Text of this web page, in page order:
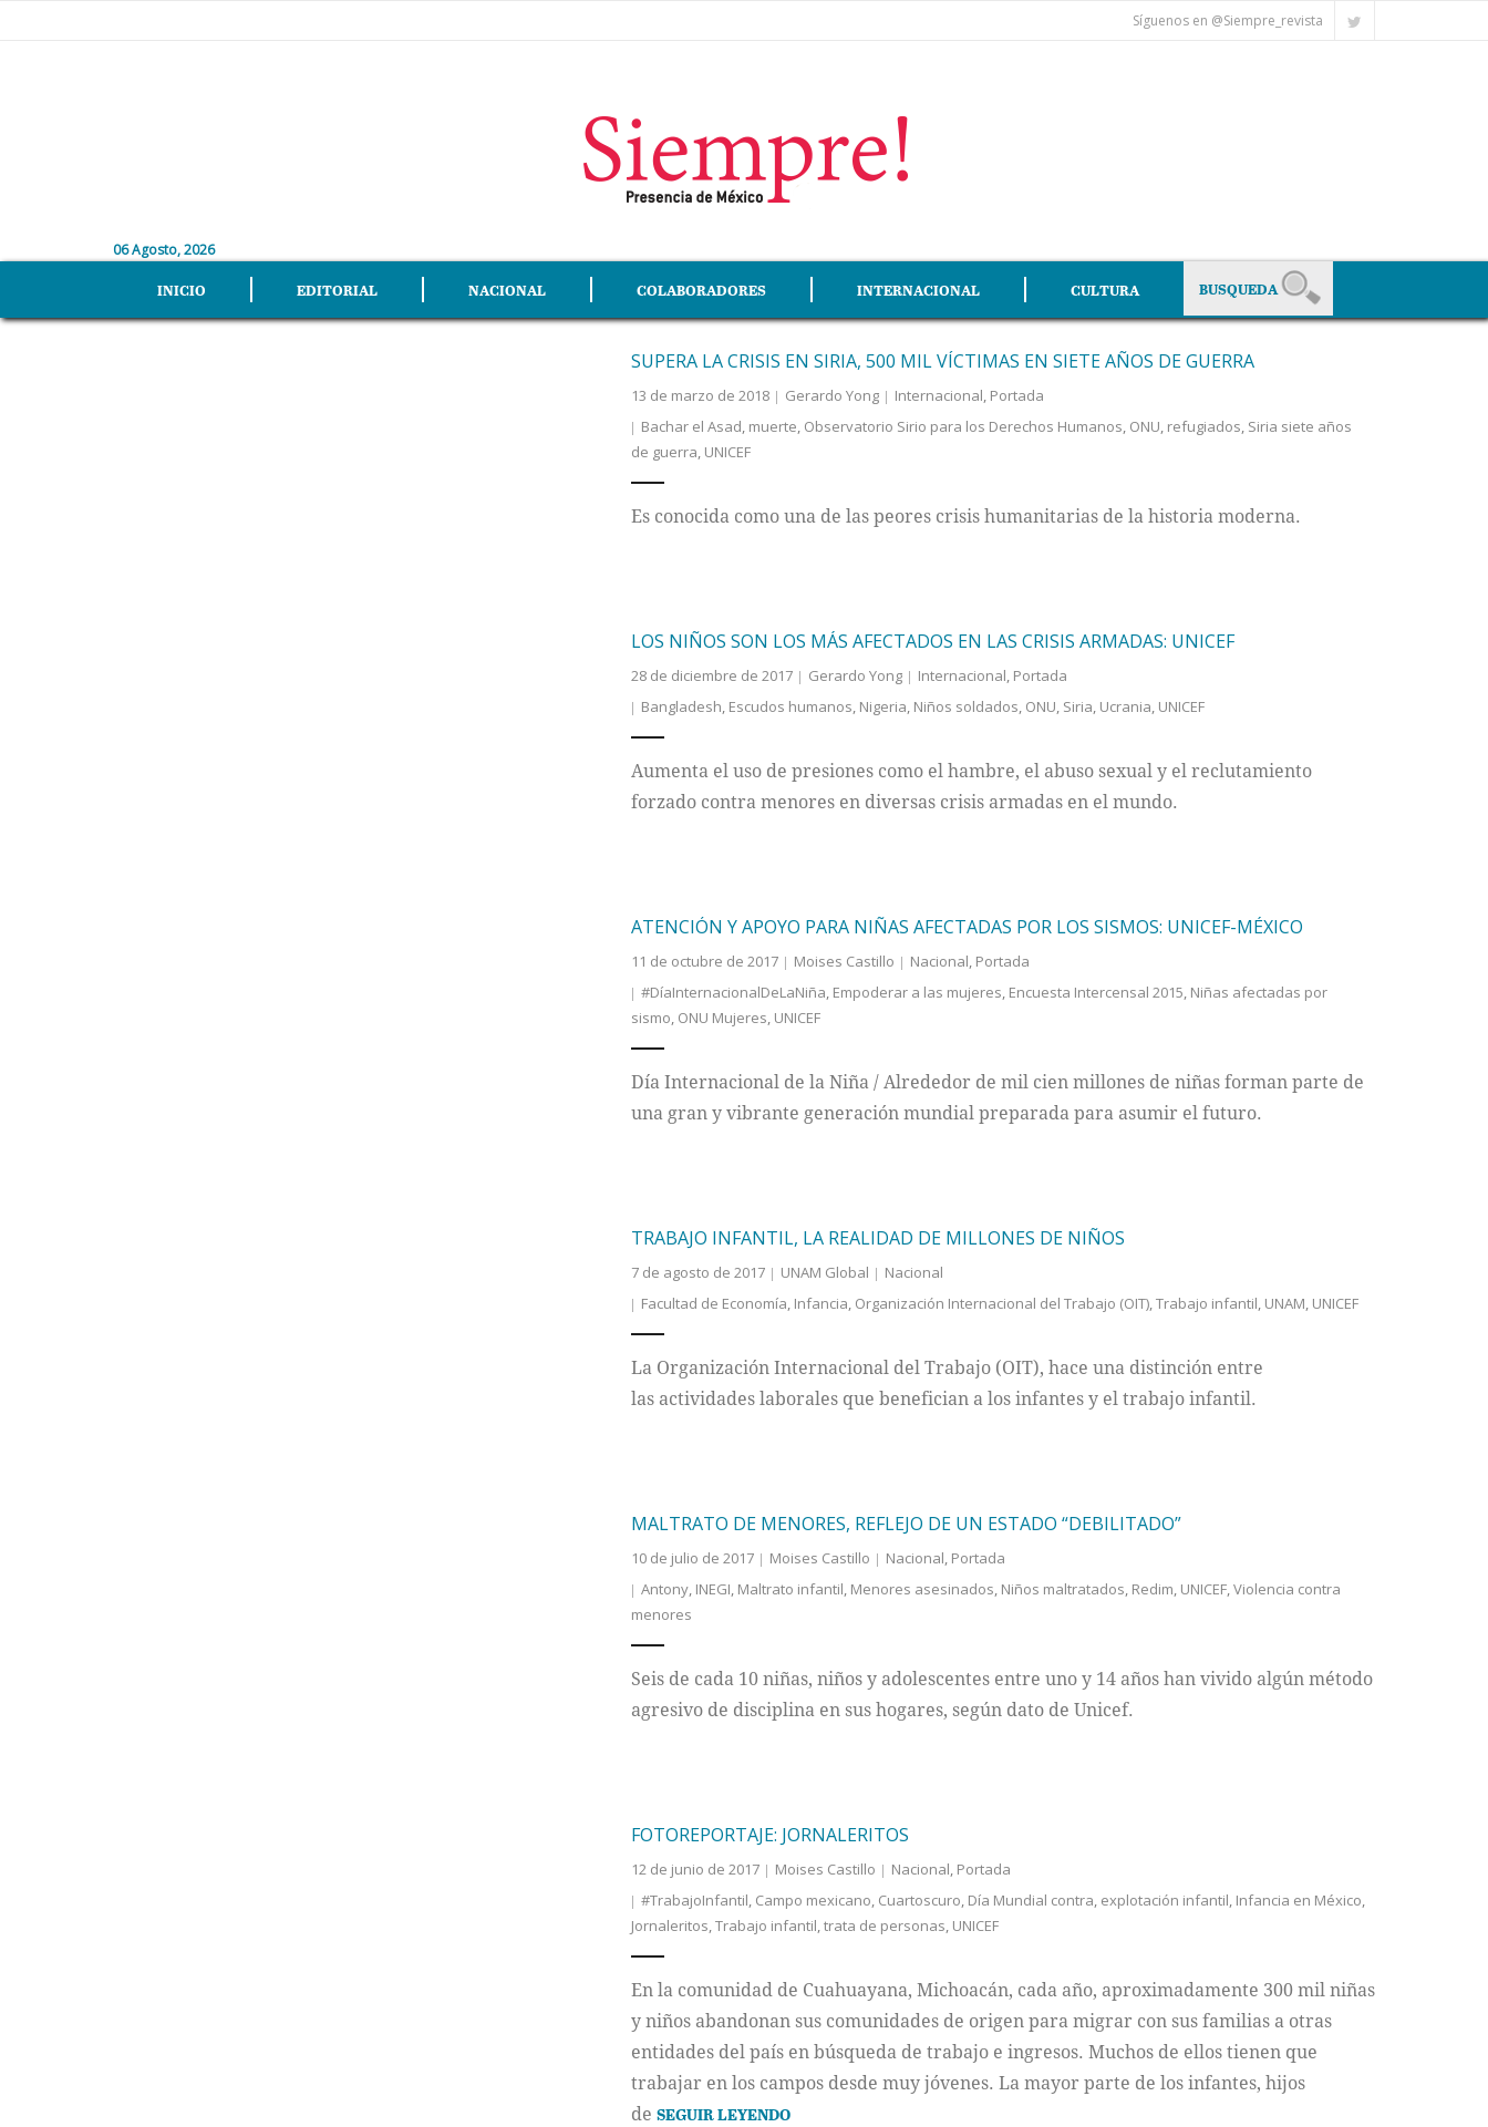
Síguenos en @Siempre_revista
06 Agosto, 2026
INICIO EDITORIAL NACIONAL COLABORADORES INTERNACIONAL CULTURA
SUPERA LA CRISIS EN SIRIA, 500 MIL VÍCTIMAS EN SIETE AÑOS DE GUERRA
13 de marzo de 2018 Gerardo Yong Internacional, Portada
Bachar el Asad, muerte, Observatorio Sirio para los Derechos Humanos, ONU, refugiados, Siria siete años
de guerra, UNICEF
Es conocida como una de las peores crisis humanitarias de la historia moderna.
LOS NIÑOS SON LOS MÁS AFECTADOS EN LAS CRISIS ARMADAS: UNICEF
28 de diciembre de 2017 Gerardo Yong Internacional, Portada
Bangladesh, Escudos humanos, Nigeria, Niños soldados, ONU, Siria, Ucrania, UNICEF
Aumenta el uso de presiones como el hambre, el abuso sexual y el reclutamiento
forzado contra menores en diversas crisis armadas en el mundo.
ATENCIÓN Y APOYO PARA NIÑAS AFECTADAS POR LOS SISMOS: UNICEF-MÉXICO
11 de octubre de 2017 Moises Castillo Nacional, Portada
#DíaInternacionalDeLaNiña, Empoderar a las mujeres, Encuesta Intercensal 2015, Niñas afectadas por
sismo, ONU Mujeres, UNICEF
Día Internacional de la Niña / Alrededor de mil cien millones de niñas forman parte de
una gran y vibrante generación mundial preparada para asumir el futuro.
TRABAJO INFANTIL, LA REALIDAD DE MILLONES DE NIÑOS
7 de agosto de 2017 UNAM Global
Nacional
Facultad de Economía, Infancia, Organización Internacional del Trabajo (OIT),Trabajo infantil, UNAM, UNICEF
La Organización Internacional del Trabajo (OIT), hace una distinción entre
las actividades laborales que benefician a los infantes y el trabajo infantil.
MALTRATO DE MENORES, REFLEJO DE UN ESTADO “DEBILITADO”
10 de julio de 2017 Moises Castillo Nacional, Portada
Antony, INEGI, Maltrato infantil, Menores asesinados, Niños maltratados, Redim, UNICEF,Violencia contra
menores
Seis de cada 10 niñas, niños y adolescentes entre uno y 14 años han vivido algún método
agresivo de disciplina en sus hogares, según dato de Unicef.
FOTOREPORTAJE: JORNALERITOS
12 de junio de 2017 Moises Castillo Nacional, Portada
#TrabajoInfantil, Campo mexicano, Cuartoscuro, Día Mundial contra, explotación infantil, Infancia en México,
Jornaleritos,Trabajo infantil,trata de personas, UNICEF
En la comunidad de Cuahuayana, Michoacán, cada año, aproximadamente 300 mil niñas
y niños abandonan sus comunidades de origen para migrar con sus familias a otras
entidades del país en búsqueda de trabajo e ingresos. Muchos de ellos tienen que
trabajar en los campos desde muy jóvenes. La mayor parte de los infantes, hijos
de SEGUIR LEYENDO